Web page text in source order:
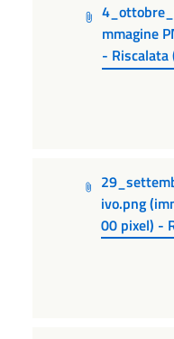
mmagine
- Riscalata
ivo.png
00 pixel) -